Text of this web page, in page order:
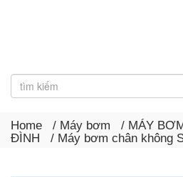
Home / Máy bơm / MÁY
ĐÌNH
/ Máy bơm chân không